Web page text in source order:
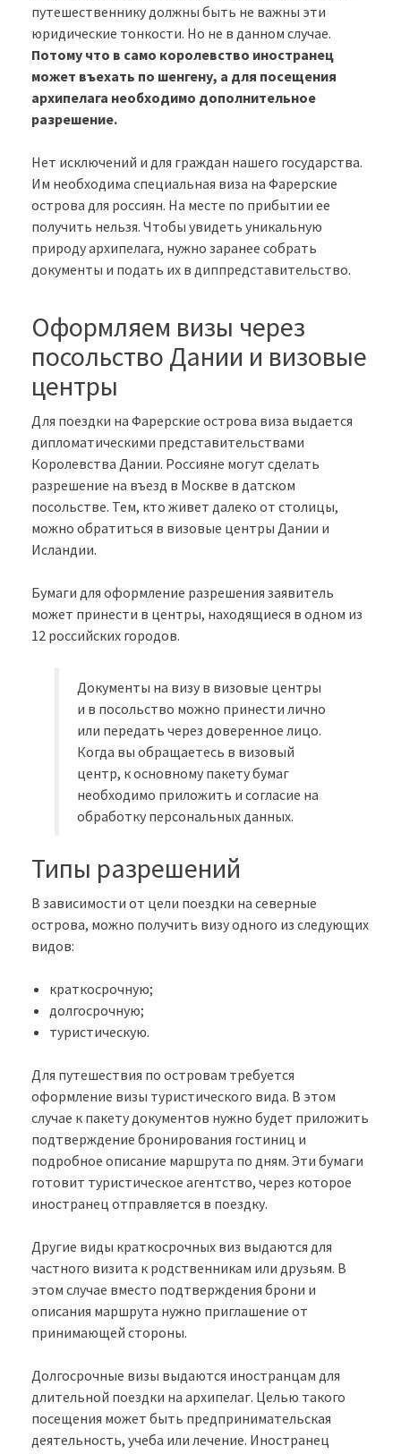
путешественнику должны быть не важны эти
юридические тонкости. Но не в данном случае.
Потому что в само королевство иностранец
может въехать по шенгену, а для посещения
архипелага необходимо дополнительное
разрешение.
Нет исключений и для граждан нашего государства.
Им необходима специальная виза на Фарерские
острова для россиян. На месте по прибытии ее
получить нельзя. Чтобы увидеть уникальную
природу архипелага, нужно заранее собрать
документы и подать их в диппредставительство.
Оформляем визы через
посольство Дании и визовые
центры
Для поездки на Фарерские острова виза выдается
дипломатическими представительствами
Королевства Дании. Россияне могут сделать
разрешение на въезд в Москве в датском
посольстве. Тем, кто живет далеко от столицы,
можно обратиться в визовые центры Дании и
Исландии.
Бумаги для оформление разрешения заявитель
может принести в центры, находящиеся в одном из
12 российских городов.
Документы на визу в визовые центры
и в посольство можно принести лично
или передать через доверенное лицо.
Когда вы обращаетесь в визовый
центр, к основному пакету бумаг
необходимо приложить и согласие на
обработку персональных данных.
Типы разрешений
В зависимости от цели поездки на северные
острова, можно получить визу одного из следующих
видов:
краткосрочную;
долгосрочную;
туристическую.
Для путешествия по островам требуется
оформление визы туристического вида. В этом
случае к пакету документов нужно будет приложить
подтверждение бронирования гостиниц и
подробное описание маршрута по дням. Эти бумаги
готовит туристическое агентство, через которое
иностранец отправляется в поездку.
Другие виды краткосрочных виз выдаются для
частного визита к родственникам или друзьям. В
этом случае вместо подтверждения брони и
описания маршрута нужно приглашение от
принимающей стороны.
Долгосрочные визы выдаются иностранцам для
длительной поездки на архипелаг. Целью такого
посещения может быть предпринимательская
деятельность, учеба или лечение. Иностранец